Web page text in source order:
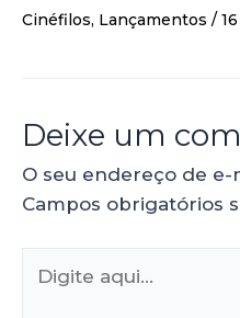
Cinéfilos, Lançamentos /
Deixe um
O seu endereço de e-
Campos obrigatórios